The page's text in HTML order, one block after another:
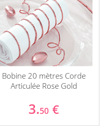
Bobine 20 mètres Corde
Articulée Rose Gold
3.50 €